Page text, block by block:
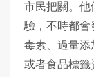
市民把關。他
驗，不時都會
毒素、過量添
或者食品標籤